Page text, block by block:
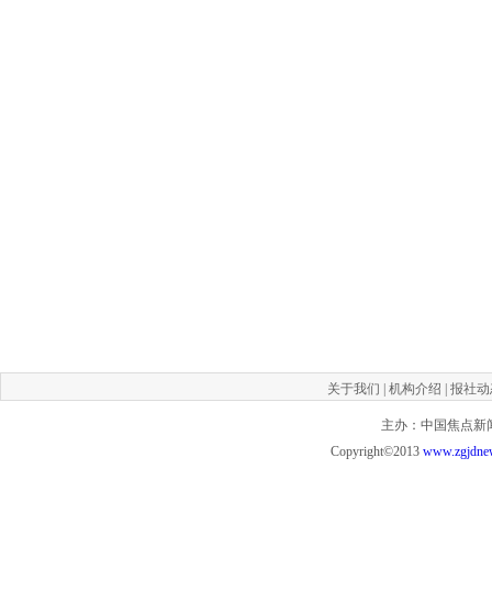
关于我们 机构介绍 报社
主办：中国焦点新
Copyright©2013